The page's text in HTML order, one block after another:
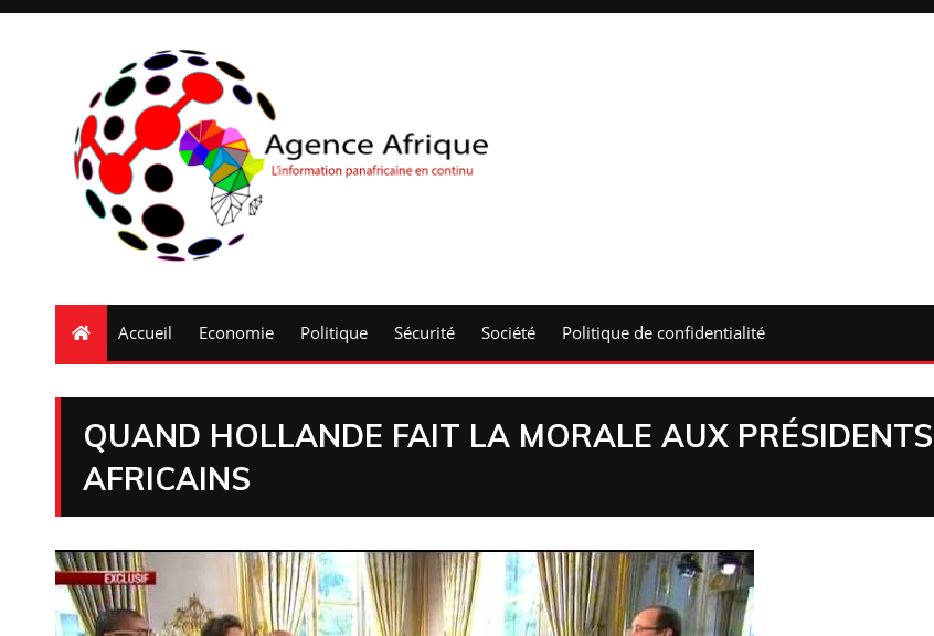
Accueil Economie Politique Sécurité Société Politique de confidentialité
QUAND HOLLANDE FAIT LA MORALE AUX PRÉSIDENTS
AFRICAINS